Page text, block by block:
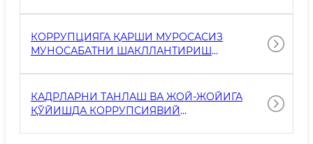
КОРРУПЦИЯГА ҚАРШИ МУРОСАСИЗ
МУНОСАБАТНИ ШАКЛЛАНТИРИШ
МАТЕРИАЛЛАРИ
КАДРЛАРНИ ТАНЛАШ ВА ЖОЙ-ЖОЙИГА
ҚЎЙИШДА КОРРУПСИЯВИЙ